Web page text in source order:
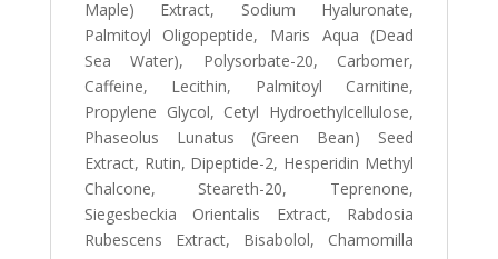
Maple) Extract, Sodium Hyaluronate,
Palmitoyl Oligopeptide, Maris Aqua (Dead
Sea Water), Polysorbate-20, Carbomer,
Caffeine, Lecithin, Palmitoyl Carnitine,
Propylene Glycol, Cetyl Hydroethylcellulose,
Phaseolus Lunatus (Green Bean) Seed
Extract, Rutin, Dipeptide-2, Hesperidin Methyl
Chalcone, Steareth-20, Teprenone,
Siegesbeckia Orientalis Extract, Rabdosia
Rubescens Extract, Bisabolol, Chamomilla